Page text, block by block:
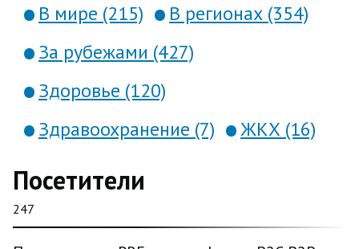
В мире (215)
В регионах (354)
За рубежами (427)
Здоровье (120)
Здравоохранение (7)
ЖКХ (16)
Посетители
247